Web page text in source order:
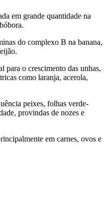
em grande quantidade na
do complexo B na banana,
para o crescimento das unhas,
como laranja, acerola,
peixes, folhas verde-
provindas de nozes e
em carnes, ovos e